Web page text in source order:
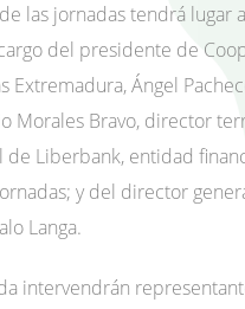
las jornadas tendrá lugar
del presidente de
Extremadura, Ángel
Morales Bravo, director
de Liberbank, entidad
y del director
Langa.
intervendrán